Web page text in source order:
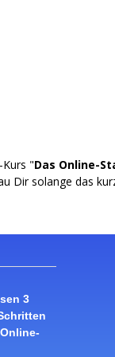
"Das Online-
Dir solange das
3